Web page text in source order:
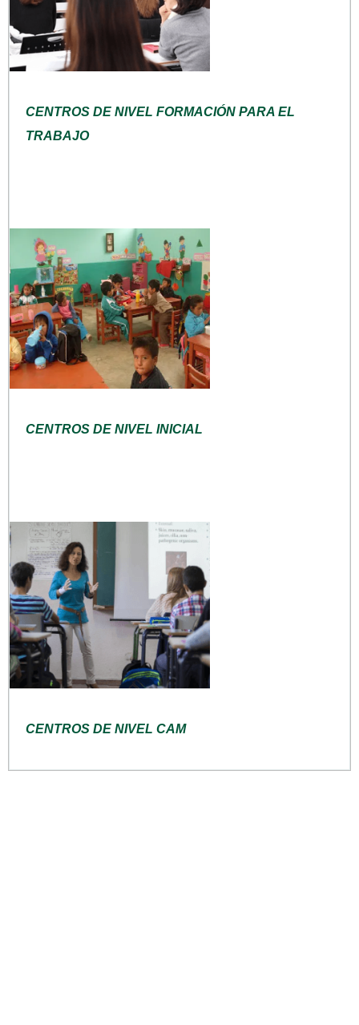
CENTROS DE NIVEL FORMACIÓN PARA EL
TRABAJO
CENTROS DE NIVEL INICIAL
CENTROS DE NIVEL CAM